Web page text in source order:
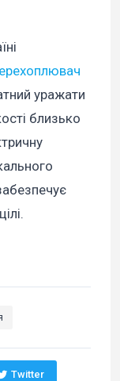
уражати
близько
Twitter